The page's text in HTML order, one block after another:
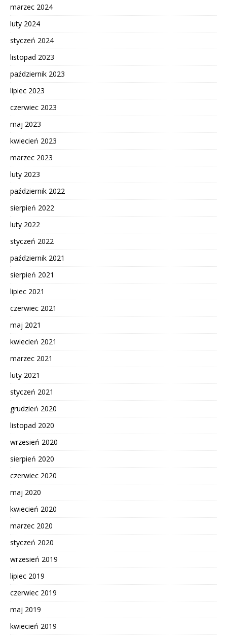
marzec 2024
luty 2024
styczeń 2024
listopad 2023
październik 2023
lipiec 2023
czerwiec 2023
maj 2023
kwiecień 2023
marzec 2023
luty 2023
październik 2022
sierpień 2022
luty 2022
styczeń 2022
październik 2021
sierpień 2021
lipiec 2021
czerwiec 2021
maj 2021
kwiecień 2021
marzec 2021
luty 2021
styczeń 2021
grudzień 2020
listopad 2020
wrzesień 2020
sierpień 2020
czerwiec 2020
maj 2020
kwiecień 2020
marzec 2020
styczeń 2020
wrzesień 2019
lipiec 2019
czerwiec 2019
maj 2019
kwiecień 2019